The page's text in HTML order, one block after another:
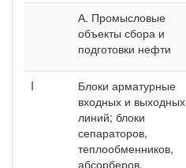
А. Промысловые
объекты сбора и
подготовки нефти
I
Блоки арматурные
входных и выходных
линий; блоки
сепараторов,
теплообменников,
абсорберов,